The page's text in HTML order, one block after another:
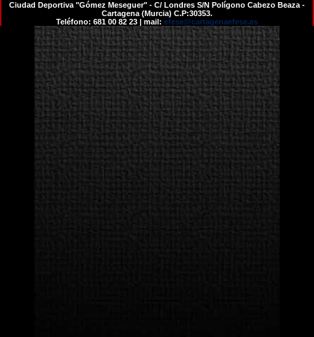
Ciudad Deportiva "Gómez Meseguer" - C/ Londres S/N Polígono Cabezo Beaza -
Cartagena (Murcia) C.P:30353.
Teléfono: 681 00 82 23 | mail: efese@cartagenaefese.es